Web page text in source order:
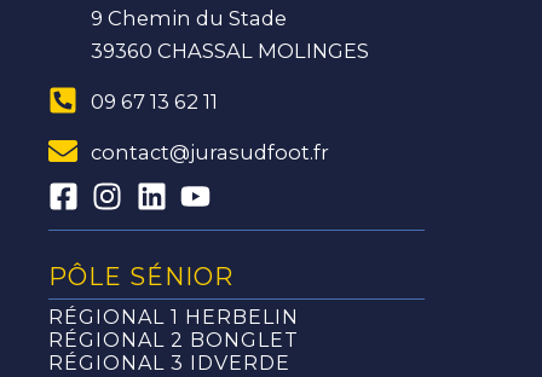
9 Chemin du Stade
39360 CHASSAL MOLINGES
09 67 13 62 11
contact@jurasudfoot.fr
PÔLE SÉNIOR
RÉGIONAL 1 HERBELIN
RÉGIONAL 2 BONGLET
RÉGIONAL 3 IDVERDE